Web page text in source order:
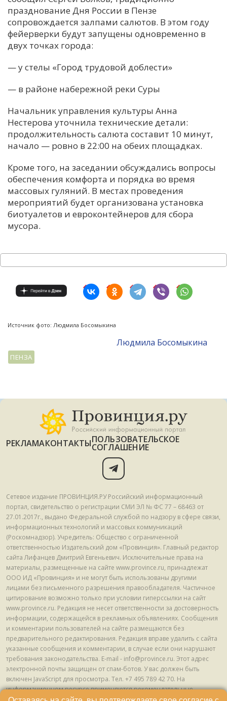
празднование Дня России в Пензе
сопровождается залпами салютов. В этом году
фейерверки будут запущены одновременно в
двух точках города:
— у стелы «Город трудовой доблести»
— в районе набережной реки Суры
Начальник управления культуры Анна
Нестерова уточнила технические детали:
продолжительность салюта составит 10 минут,
начало — ровно в 22:00 на обеих площадках.
Кроме того, на заседании обсуждались вопросы
обеспечения комфорта и порядка во время
массовых гуляний. В местах проведения
мероприятий будет организована установка
биотуалетов и евроконтейнеров для сбора
мусора.
Источник фото: Людмила Босомыкина
Людмила Босомыкина
ПЕНЗА
РЕКЛАМАКОНТАКТЫПОЛЬЗОВАТЕЛЬСКОЕ
СОГЛАШЕНИЕ
Сетевое издание ПРОВИНЦИЯ.РУ Российский информационный
портал, свидетельство о регистрации СМИ ЭЛ № ФС 77 – 68463 от
27.01.2017г., выдано Федеральной службой по надзору в сфере связи,
информационных технологий и массовых коммуникаций
(Роскомнадзор). Учредитель: Общество с ограниченной
ответственностью Издательский дом «Провинция». Главный редактор
сайта Лифанцев Дмитрий Евгеньевич. Исключительные права на
материалы, размещенные на сайте www.province.ru, принадлежат
ООО ИД «Провинция» и не могут быть использованы другими
лицами без письменного разрешения правообладателя. Частичное
цитирование возможно только при условии гиперссылки на сайт
www.province.ru. Редакция не несет ответственности за достоверность
информации, содержащейся в рекламных объявлениях. Сообщения
и комментарии пользователей на сайте размещаются без
предварительного редактирования. Редакция вправе удалить с сайта
указанные сообщения и комментарии, в случае если они нарушают
требования законодательства. E-mail - info@province.ru. Этот адрес
электронной почты защищен от спам-ботов. У вас должен быть
включен JavaScript для просмотра. Tел. +7 495 789 42 70. На
информационном ресурсе применяются рекомендательные